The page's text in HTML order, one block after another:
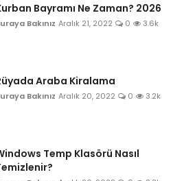
Bayramı Ne Zaman? 2026
Bakınız Aralık 21, 2022 0 3.6k
Araba Kiralama
Bakınız Aralık 20, 2022 0 3.2k
Temp Klasörü Nasıl